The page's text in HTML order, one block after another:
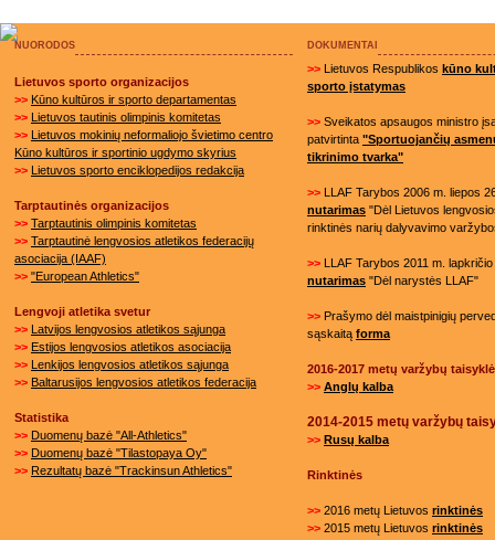
NUORODOS
Lietuvos sporto organizacijos
>> Kūno kultūros ir sporto departamentas
>> Lietuvos tautinis olimpinis komitetas
>> Lietuvos mokinių neformaliojo švietimo centro
Kūno kultūros ir sportinio ugdymo skyrius
>> Lietuvos sporto enciklopedijos redakcija
Tarptautinės organizacijos
>> Tarptautinis olimpinis komitetas
>> Tarptautinė lengvosios atletikos federacijų
asociacija (IAAF)
>> "European Athletics"
Lengvoji atletika svetur
>> Latvijos lengvosios atletikos sąjunga
>> Estijos lengvosios atletikos asociacija
>> Lenkijos lengvosios atletikos sąjunga
>> Baltarusijos lengvosios atletikos federacija
Statistika
>> Duomenų bazė "All-Athletics"
>> Duomenų bazė "Tilastopaya Oy"
>> Rezultatų bazė "Trackinsun Athletics"
DOKUMENTAI
>> Lietuvos Respublikos kūno
sporto įstatymas
>> Sveikatos apsaugos ministro
patvirtinta "Sportuojančių
tikrinimo tvarka"
>> LLAF Tarybos 2006 m. liepos
nutarimas "Dėl Lietuvos
rinktinės narių dalyvavimo
>> LLAF Tarybos 2011 m. lapkričio
nutarimas "Dėl narystės LLAF"
>> Prašymo dėl maistpinigių
sąskaitą forma
2016-2017 metų varžybų
>> Anglų kalba
2014-2015 metų varžybų
>> Rusų kalba
Rinktinės
>> 2016 metų Lietuvos rinktinės
>> 2015 metų Lietuvos rinktinės